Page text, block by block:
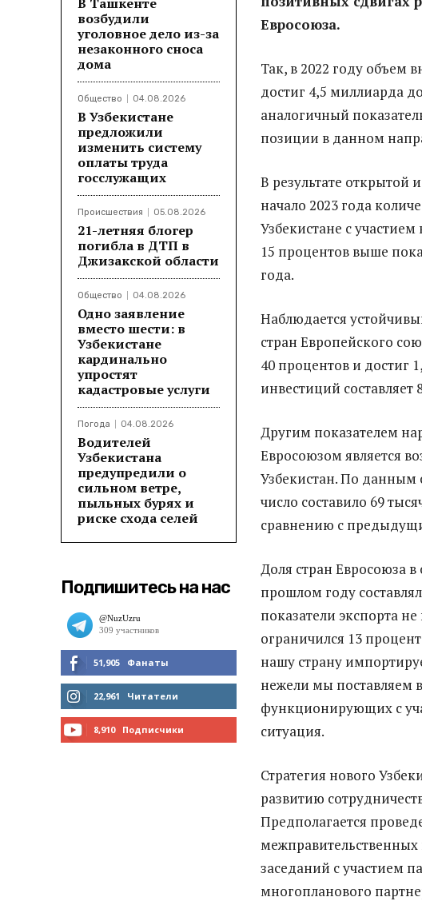
возбудили
уголовное дело из-за
незаконного сноса
дома
Общество 04.08.2026
В Узбекистане
предложили
изменить систему
оплаты труда
госслужащих
Происшествия 05.08.2026
21-летняя блогер
погибла в ДТП в
Джизакской области
Общество 04.08.2026
Одно заявление
вместо шести: в
Узбекистане
кардинально
упростят
кадастровые услуги
Погода 04.08.2026
Водителей
Узбекистана
предупредили о
сильном ветре,
пыльных бурях и
риске схода селей
Подпишитесь на нас
51,905 Фанаты
МНЕ НРАВИТСЯ
22,961 Читатели
8,910 Подписчики
Евросоюза.
Так, в 2022 году объем
достиг 4,5 миллиарда
аналогичный
позиции в данном
В результате
начало 2023 года
Узбекистане с
15 процентов выше
года.
Наблюдается
стран Европейского
40 процентов и достиг
инвестиций составляет
Другим показателем
Евросоюзом является
Узбекистан. По данным
число составило 69
сравнению с
Доля стран Евросоюза
прошлом году
показатели экспорта
ограничился 13
нашу страну
нежели мы поставляем
функционирующих с
ситуация.
Стратегия нового
развитию
Предполагается
заседаний с участием
многопланового